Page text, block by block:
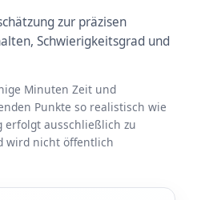
zur präzisen
Schwierigkeitsgrad und
Minuten Zeit und
Punkte so realistisch wie
erfolgt ausschließlich zu
wird nicht öffentlich